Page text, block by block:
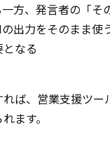
方、発言者の「
出力をそのまま
なる
ば、営業支援ツ
ます。